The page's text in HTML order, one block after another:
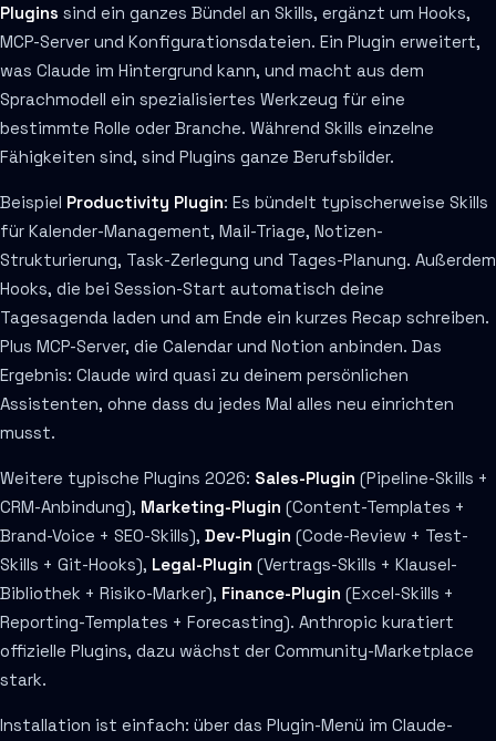
Plugins sind ein ganzes Bündel an Skills, ergänzt um Hooks,
MCP-Server und Konfigurationsdateien. Ein Plugin erweitert,
was Claude im Hintergrund kann, und macht aus dem
Sprachmodell ein spezialisiertes Werkzeug für eine
bestimmte Rolle oder Branche. Während Skills einzelne
Fähigkeiten sind, sind Plugins ganze Berufsbilder.
Beispiel Productivity Plugin: Es bündelt typischerweise Skills
für Kalender-Management, Mail-Triage, Notizen-
Strukturierung, Task-Zerlegung und Tages-Planung. Außerdem
Hooks, die bei Session-Start automatisch deine
Tagesagenda laden und am Ende ein kurzes Recap schreiben.
Plus MCP-Server, die Calendar und Notion anbinden. Das
Ergebnis: Claude wird quasi zu deinem persönlichen
Assistenten, ohne dass du jedes Mal alles neu einrichten
musst.
Weitere typische Plugins 2026: Sales-Plugin (Pipeline-Skills +
CRM-Anbindung), Marketing-Plugin (Content-Templates +
Brand-Voice + SEO-Skills), Dev-Plugin (Code-Review + Test-
Skills + Git-Hooks), Legal-Plugin (Vertrags-Skills + Klausel-
Bibliothek + Risiko-Marker), Finance-Plugin (Excel-Skills +
Reporting-Templates + Forecasting). Anthropic kuratiert
offizielle Plugins, dazu wächst der Community-Marketplace
stark.
Installation ist einfach: über das Plugin-Menü im Claude-